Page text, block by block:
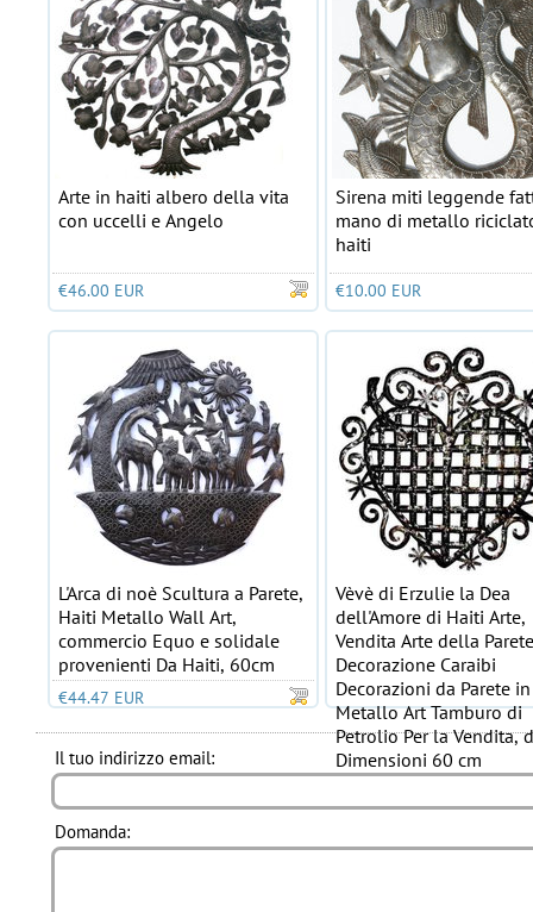
Arte in haiti albero della vita
con uccelli e Angelo
€46.00 EUR
Sirena miti leggende
mano di metallo
haiti
€10.00 EUR
L'Arca di noè Scultura a Parete,
Haiti Metallo Wall Art,
commercio Equo e solidale
provenienti Da Haiti, 60cm
€44.47 EUR
Vèvè di Erzulie la Dea
dell'Amore di Haiti Arte,
Vendita Arte della
Decorazione Caraibi
Decorazioni da Parete in
Metallo Art Tamburo di
Petrolio Per la Vendita,
Dimensioni 60 cm
Il tuo indirizzo email:
Domanda: